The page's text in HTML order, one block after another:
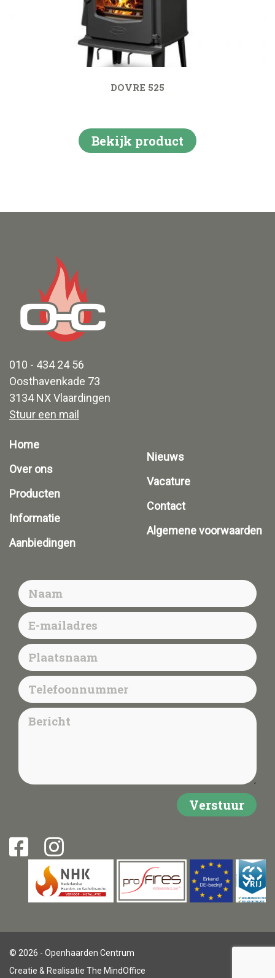
DOVRE 525
Bekijk product
010 - 434 24 56
Oosthavenkade 73
3134 NX Vlaardingen
Stuur een mail
Home
Over ons
Producten
Informatie
Aanbiedingen
Nieuws
Vacature
Contact
Algemene voorwaarden
© 2026 - Openhaarden Centrum
Creatie & Realisatie The MindOffice